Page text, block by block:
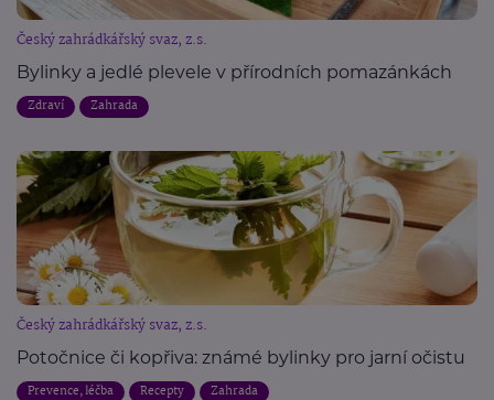
Český zahrádkářský svaz, z.s.
Bylinky a jedlé plevele v přírodních pomazánkách
Zdraví Zahrada
Český zahrádkářský svaz, z.s.
Potočnice či kopřiva: známé bylinky pro jarní očistu
Prevence, léčba Recepty Zahrada